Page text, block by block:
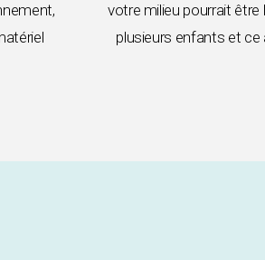
votre milieu pourrait être
plusieurs enfants et ce